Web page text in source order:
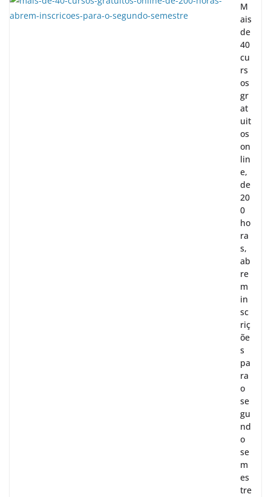
M
ais
de
40
cu
rs
os
gr
at
uit
os
on
lin
e,
de
20
0
ho
ra
s,
ab
re
m
in
sc
riç
õe
s
pa
ra
o
se
gu
nd
o
se
m
es
tre